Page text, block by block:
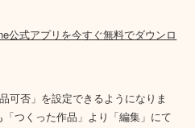
公式アプリを今すぐ無料でダウンロ
可否」を設定できるようになりま
つくった作品」より「編集」にて